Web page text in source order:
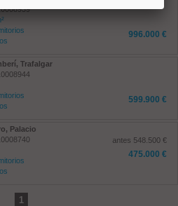
996.000 €
Trafalgar
599.900 €
Palacio
antes 548.500 €
475.000 €
1